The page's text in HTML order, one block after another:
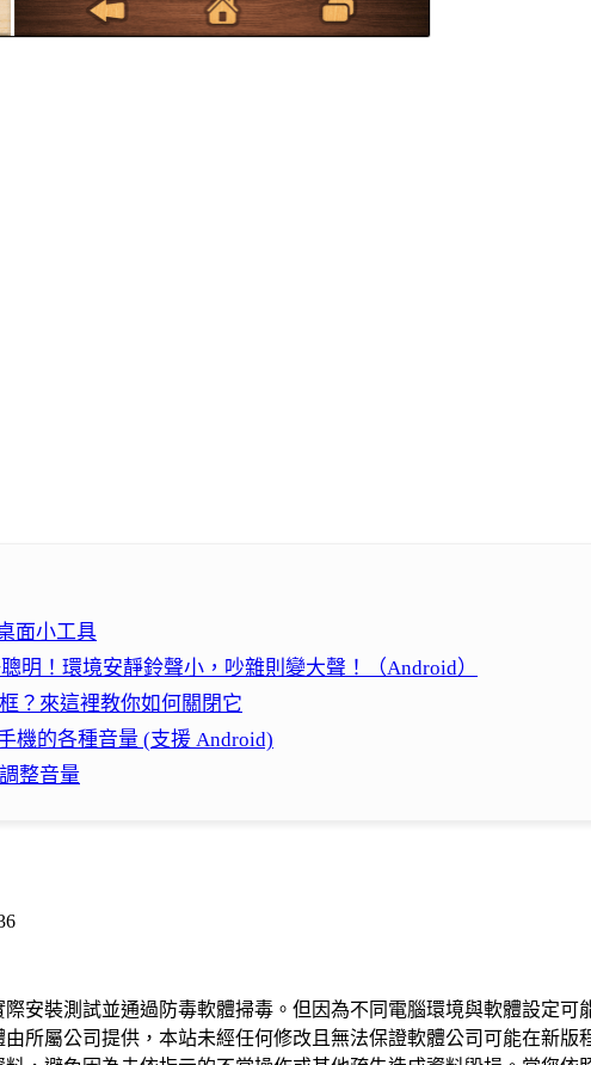
面小工具
明！環境安靜鈴聲小，吵雜則變大聲！（Android）
？來這裡教你如何關閉它
機的各種音量 (支援 Android)
整音量
安裝測試並通過防毒軟體掃毒。但因為不同電腦環境與軟體設定
所屬公司提供，本站未經任何修改且無法保證軟體公司可能在新